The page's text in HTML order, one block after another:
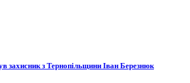
захисник з Тернопільщини Іван Березнюк